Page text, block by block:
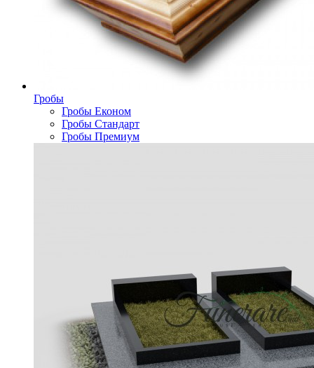
Гробы
Гробы Економ
Гробы Стандарт
Гробы Премиум